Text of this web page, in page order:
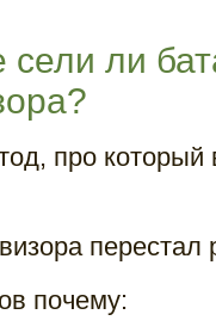
сели ли
про который
перестал
почему: